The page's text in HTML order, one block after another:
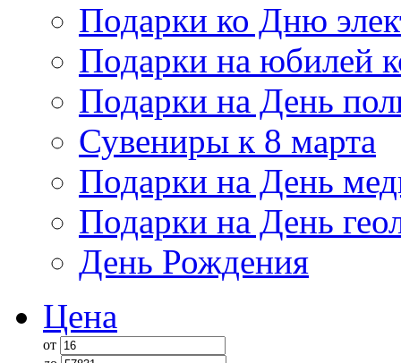
Подарки ко Дню
Подарки на юбилей
Подарки на День
Сувениры к 8 марта
Подарки на День
Подарки на День
День Рождения
Цена
от